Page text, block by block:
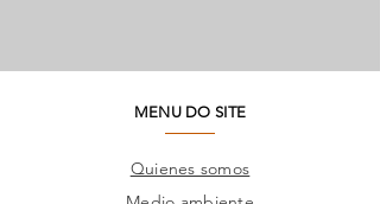
MENU DO SITE
Quienes somos